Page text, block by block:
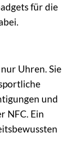
für die
Uhren. Sie
und
NFC. Ein